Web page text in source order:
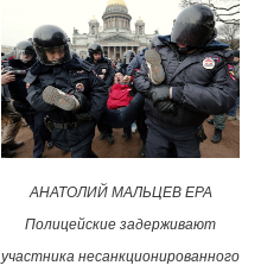
АНАТОЛИЙ МАЛЬЦЕВ EPA
Полицейские задерживают
участника несанкционированного